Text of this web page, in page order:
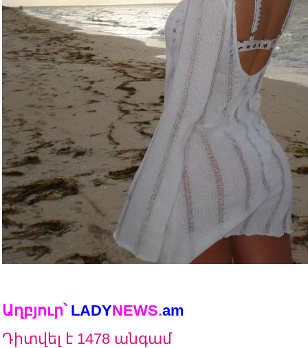
Աղբյուր՝ LADYNEWS.am
Դիտվել է 1478 անգամ